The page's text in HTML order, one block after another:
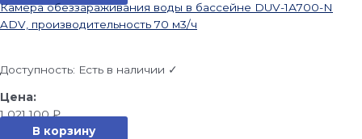
Камера обеззараживания воды в бассейне DUV-1А700-N
ADV, производительность 70 м3/ч
Доступность: Есть в наличии ✓
1 021 100₽
В корзину